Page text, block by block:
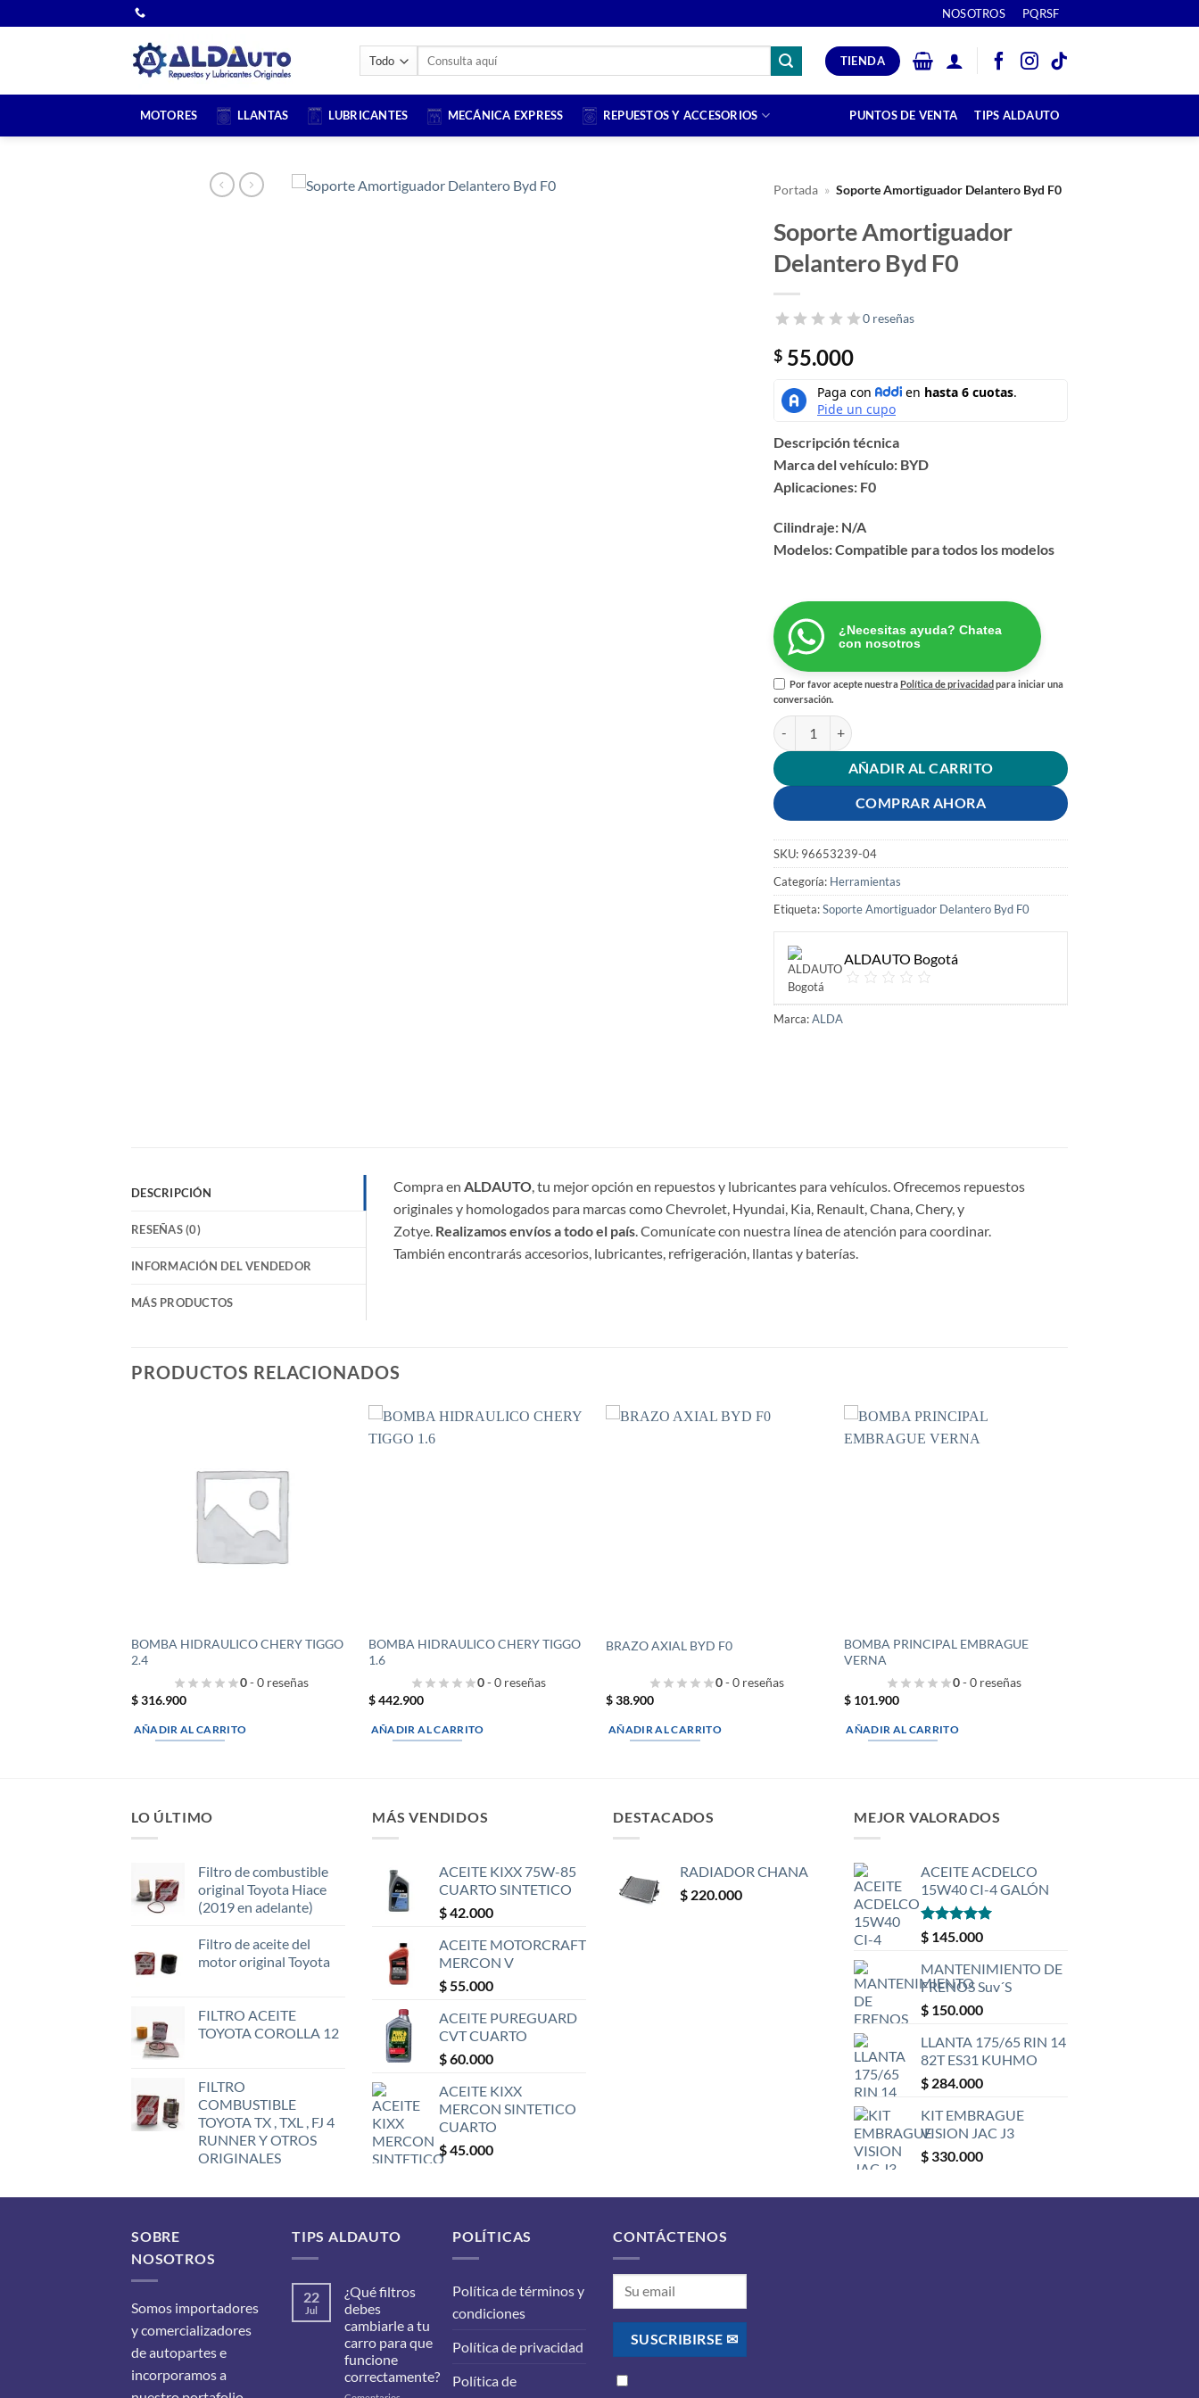
al
NOSOTROS PQRSF
Buscar
TIENDA
MOTORES LLANTAS LUBRICANTES MECÁNICA EXPRESS REPUESTOS Y ACCESORIOS PUNTOS DE VENTA TIPS ALDAUTO
Portada » Soporte Amortiguador Delantero Byd F0
Soporte Amortiguador
Delantero Byd F0
0 reseñas
$ 55.000
Descripción técnica
Marca del vehículo: BYD
Aplicaciones: F0
Cilindraje: N/A
Modelos: Compatible para todos los modelos
¿Necesitas ayuda? Chatea
con nosotros
Por favor acepte nuestraPolítica de privacidad para iniciar una
conversación.
Soporte Amortiguador Delantero Byd F0 cantidad
AÑADIR AL CARRITO
COMPRAR AHORA
SKU: 96653239-04
Categoría: Herramientas
Etiqueta:Soporte Amortiguador Delantero Byd F0
ALDAUTO Bogotá
Marca:ALDA
DESCRIPCIÓN
RESEÑAS (0)
INFORMACIÓN DEL VENDEDOR
MÁS PRODUCTOS
Compra en ALDAUTO, tu mejor opción en repuestos y lubricantes para vehículos. Ofrecemos repuestos
originales y homologados para marcas como Chevrolet, Hyundai, Kia, Renault, Chana, Chery, y
Zotye. Realizamos envíos a todo el país. Comunícate con nuestra línea de atención para coordinar.
También encontrarás accesorios, lubricantes, refrigeración, llantas y baterías.
PRODUCTOS RELACIONADOS
BOMBA HIDRAULICO CHERY TIGGO
2.4
0- 0 reseñas
$316.900
AÑADIR AL CARRITO
BOMBA HIDRAULICO CHERY TIGGO
1.6
0- 0 reseñas
$442.900
AÑADIR AL CARRITO
BRAZO AXIAL BYD F0
0- 0 reseñas
$38.900
AÑADIR AL CARRITO
BOMBA PRINCIPAL EMBRAGUE
VERNA
0- 0 reseñas
$101.900
AÑADIR AL CARRITO
LO ÚLTIMO
Filtro de combustible
original Toyota Hiace
(2019 en adelante)
Filtro de aceite del
motor original Toyota
FILTRO ACEITE
TOYOTA COROLLA 12
FILTRO
COMBUSTIBLE
TOYOTA TX , TXL , FJ 4
RUNNER Y OTROS
ORIGINALES
MÁS VENDIDOS
ACEITE KIXX 75W-85
CUARTO SINTETICO
$42.000
ACEITE MOTORCRAFT
MERCON V
$55.000
ACEITE PUREGUARD
CVT CUARTO
$60.000
ACEITE KIXX
MERCON SINTETICO
CUARTO
$45.000
DESTACADOS
RADIADOR CHANA
$ 220.000
MEJOR VALORADOS
ACEITE ACDELCO
15W40 CI-4 GALÓN
Valorado
con
$ 145.000
MANTENIMIENTO DE
FRENOS Suv´S
$ 150.000
LLANTA 175/65 RIN 14
82T ES31 KUHMO
$ 284.000
KIT EMBRAGUE
VISION JAC J3
$ 330.000
SOBRE
NOSOTROS
Somos importadores
y comercializadores
de autopartes e
incorporamos a
TIPS ALDAUTO
22
Jul
¿Qué filtros
debes
cambiarle a tu
carro para que
funcione
correctamente?
POLÍTICAS
Política de términos y
condiciones
Política de privacidad
Política de
CONTÁCTENOS